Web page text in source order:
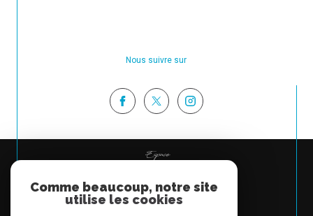
Nous suivre sur
Espace
Se connecter
Comme beaucoup, notre site
utilise les cookies